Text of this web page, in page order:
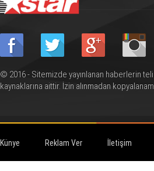
© 2016 - Sitemizde yayınlanan haberlerin
kaynaklarına aittir. İzin alınmadan
Künye Reklam Ver İletişim